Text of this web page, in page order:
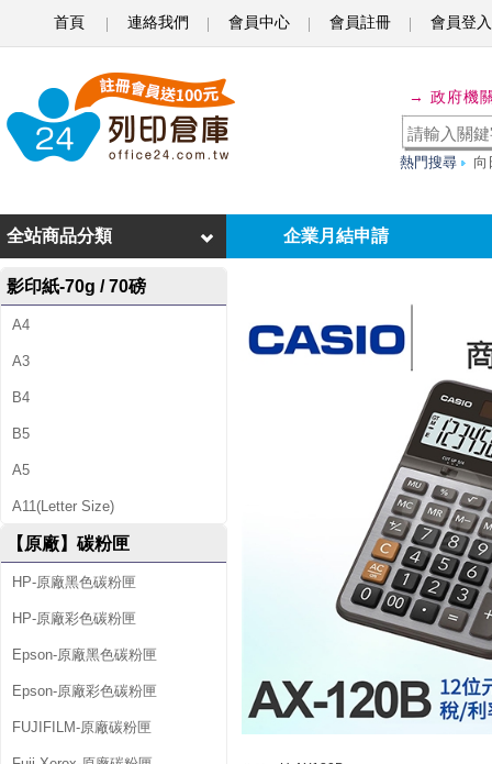
首頁 連絡我們 會員中心 會員註冊 會員登入
S
O
卡
西
歐
商
用
準
型
1
2
位
元
計
→ 政府機
熱門搜尋 向
企業月結申請
全站商品分類
影印紙-70g / 70磅
A4
A3
B4
B5
A5
A11(Letter Size)
【原廠】碳粉匣
HP-原廠黑色碳粉匣
HP-原廠彩色碳粉匣
Epson-原廠黑色碳粉匣
Epson-原廠彩色碳粉匣
FUJIFILM-原廠碳粉匣